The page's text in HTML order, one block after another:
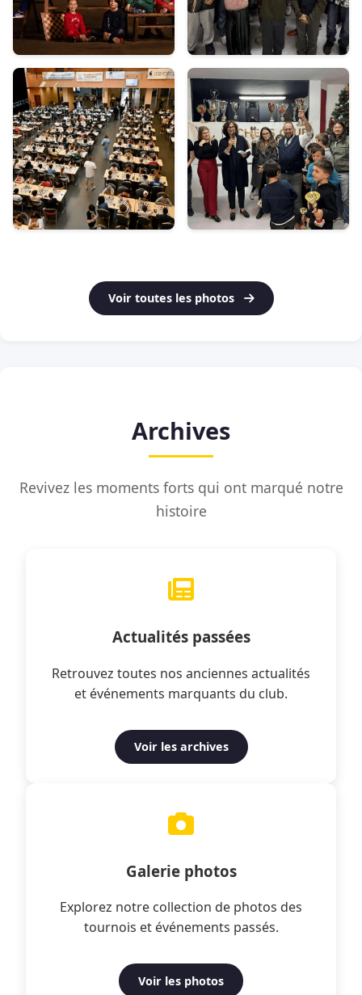
Voir toutes les photos
Archives
Revivez les moments forts qui ont marqué notre
histoire
Actualités passées
Retrouvez toutes nos anciennes actualités
et événements marquants du club.
Voir les archives
Galerie photos
Explorez notre collection de photos des
tournois et événements passés.
Voir les photos